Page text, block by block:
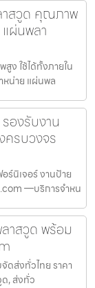
าสวูด คุณภาพ
ผ่นพลา
ง ใช้ได้ทั้งภายใน
น่าย แผ่นพล
องรับงาน
ครบวงจร
ร์นิเจอร์ งานป้าย
—บริการจำหน
าสวูด พร้อม
ดส่งทั่วไทย ราคา
, ส่งทั่ว